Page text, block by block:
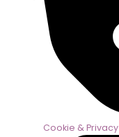
Cookie & Privacy